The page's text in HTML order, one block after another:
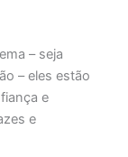
– seja
– eles estão
e
e